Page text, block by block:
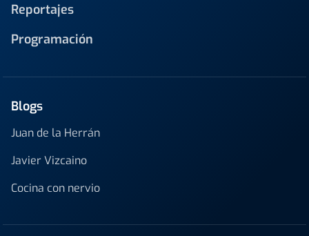
Reportajes
Programación
Blogs
Juan de la Herrán
Javier Vizcaino
Cocina con nervio